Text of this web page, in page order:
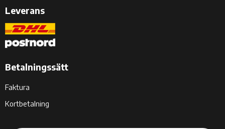
Leverans
Betalningssätt
Faktura
Kortbetalning